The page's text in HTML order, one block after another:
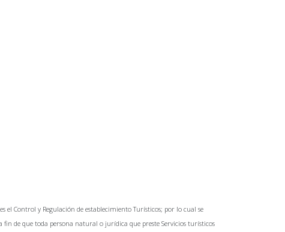
el Control y Regulación de establecimiento Turísticos; por lo cual se
de que toda persona natural o jurídica que preste Servicios turísticos